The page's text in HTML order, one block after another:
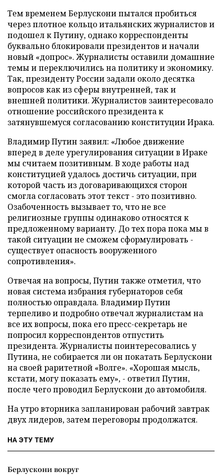
Тем временем Берлускони пытался пробиться
через плотное кольцо итальянских журналистов и
подошел к Путину, однако корреспонденты
буквально блокировали президентов и начали
новый «допрос». Журналисты оставили домашние
темы и переключились на политику и экономику.
Так, президенту России задали около десятка
вопросов как из сферы внутренней, так и
внешней политики. Журналистов заинтересовало
отношение российского президента к
затянувшемуся согласованию конституции Ирака.
Владимир Путин заявил: «Любое движение
вперeд в деле урегулирования ситуации в Ираке
мы считаем позитивным. В ходе работы над
конституцией удалось достичь ситуации, при
которой часть из договаривающихся сторон
смогла согласовать этот текст - это позитивно.
Озабоченность вызывает то, что не все
религиозные группы одинаково относятся к
предложенному варианту. До тех пора пока мы в
такой ситуации не сможем сформулировать -
существует опасность вооружeнного
сопротивления».
Отвечая на вопросы, Путин также отметил, что
новая система избрания губернаторов себя
полностью оправдала. Владимир Путин
терпеливо и подробно отвечал журналистам на
все их вопросы, пока его пресс-секретарь не
попросил корреспондентов отпустить
президента. Журналисты поинтересовались у
Путина, не собирается ли он покатать Берлускони
на своей раритетной «Волге». «Хорошая мысль,
кстати, могу показать ему», - ответил Путин,
после чего проводил Берлускони до автомобиля.
На утро вторника запланирован рабочий завтрак
двух лидеров, затем переговоры продолжатся.
НА ЭТУ ТЕМУ
Берлускони вокруг